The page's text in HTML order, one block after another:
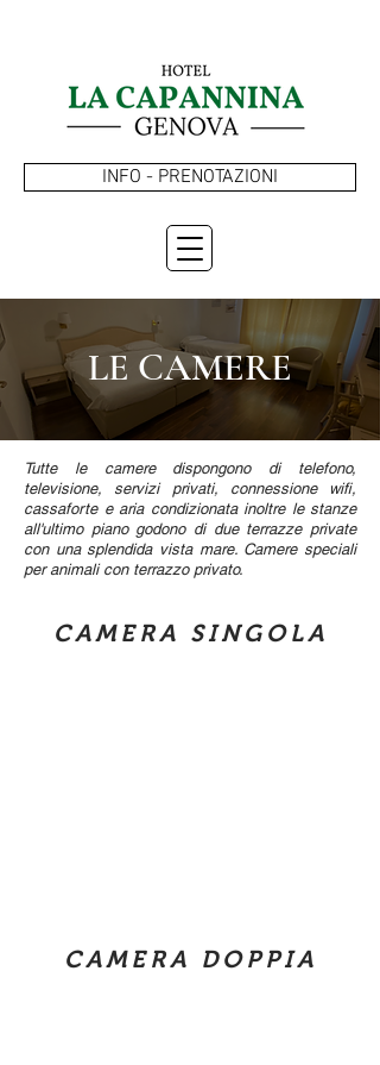
INFO - PRENOTAZIONI
LE CAMERE
Tutte le camere dispongono di telefono,
televisione, servizi privati, connessione wifi,
cassaforte e aria condizionata inoltre le stanze
all'ultimo piano godono di due terrazze private
con una splendida vista mare. Camere speciali
per animali con terrazzo privato.
CAMERA SINGOLA
CAMERA DOPPIA